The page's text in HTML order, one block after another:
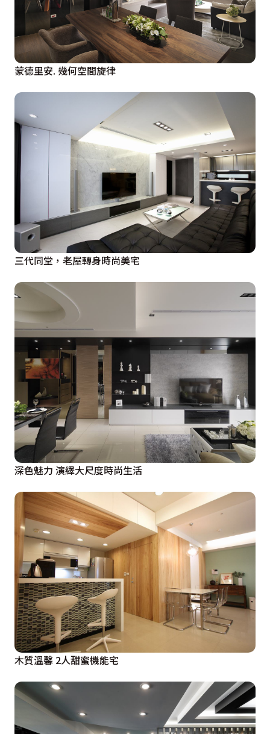
蒙德里安. 幾何空間旋律
三代同堂，老屋轉身時尚美宅
深色魅力 演繹大尺度時尚生活
木質溫馨 2人甜蜜機能宅